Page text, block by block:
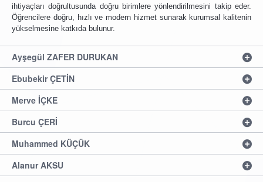
ihtiyaçları doğrultusunda doğru birimlere yönlendirilmesini takip eder.
Öğrencilere doğru, hızlı ve modern hizmet sunarak kurumsal kalitenin
yükselmesine katkıda bulunur.
Ayşegül ZAFER DURUKAN
Ebubekir ÇETİN
Merve İÇKE
Burcu ÇERİ
Muhammed KÜÇÜK
Alanur AKSU